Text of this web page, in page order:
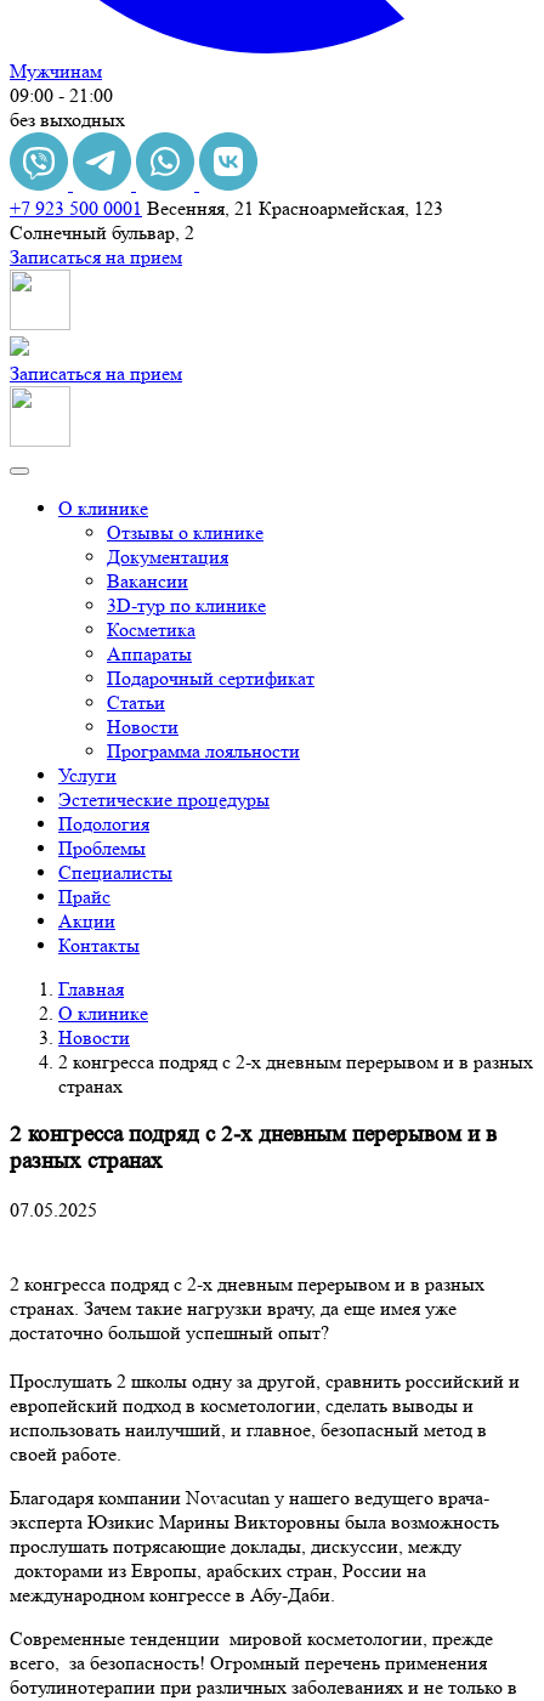
Мужчинам
09:00 - 21:00
без выходных
+7 923 500 0001 Весенняя, 21 Красноармейская, 123
Солнечный бульвар, 2
Записаться на прием
Записаться на прием
О клинике
Отзывы о клинике
Документация
Вакансии
3D-тур по клинике
Косметика
Аппараты
Подарочный сертификат
Статьи
Новости
Программа лояльности
Услуги
Эстетические процедуры
Подология
Проблемы
Специалисты
Прайс
Акции
Контакты
Главная
О клинике
Новости
2 конгресса подряд с 2-х дневным перерывом и в разных
странах
2 конгресса подряд с 2-х дневным перерывом и в
разных странах
07.05.2025
2 конгресса подряд с 2-х дневным перерывом и в разных
странах. Зачем такие нагрузки врачу, да еще имея уже
достаточно большой успешный опыт?
Прослушать 2 школы одну за другой, сравнить российский и
европейский подход в косметологии, сделать выводы и
использовать наилучший, и главное, безопасный метод в
своей работе.
Благодаря компании Novacutan у нашего ведущего врача-
эксперта Юзикис Марины Викторовны была возможность
прослушать потрясающие доклады, дискуссии, между
докторами из Европы, арабских стран, России на
международном конгрессе в Абу-Даби.
Современные тенденции мировой косметологии, прежде
всего, за безопасность! Огромный перечень применения
ботулинотерапии при различных заболеваниях и не только в